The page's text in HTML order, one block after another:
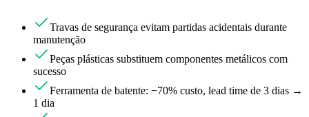
Travas de segurança evitam partidas acidentais durante
manutenção
Peças plásticas substituem componentes metálicos com
sucesso
Ferramenta de batente: −70% custo, lead time de 3 dias →
1 dia